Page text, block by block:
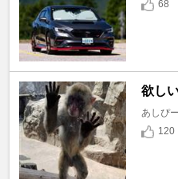
68
欲し
あしぴ
120